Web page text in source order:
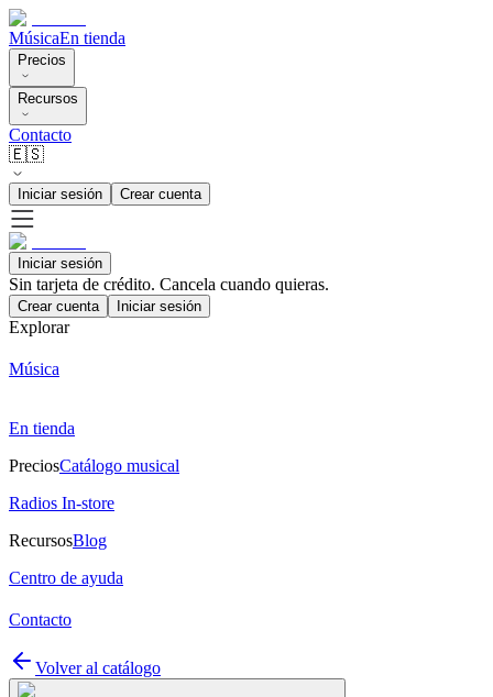
MúsicaEn tienda
Precios
Recursos
Contacto
🇪🇸
Iniciar sesión Crear cuenta
Iniciar sesión
Sin tarjeta de crédito. Cancela cuando quieras.
Crear cuenta Iniciar sesión
Explorar
Música
En tienda
PreciosCatálogo musical
Radios In-store
RecursosBlog
Centro de ayuda
Contacto
Volver al catálogo